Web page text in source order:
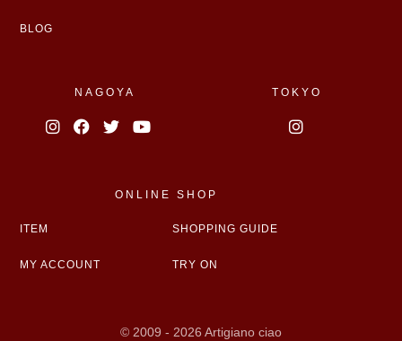
BLOG
NAGOYA TOKYO
ONLINE SHOP
ITEM SHOPPING GUIDE
MY ACCOUNT TRY ON
© 2009 - 2026 Artigiano ciao